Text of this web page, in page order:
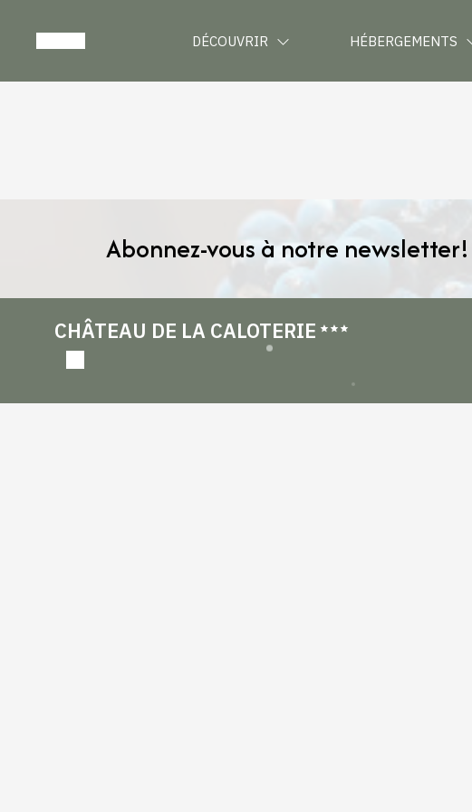
DÉCOUVRIR HÉBERGEMENTS
Abonnez-vous à notre newsletter!
CHÂTEAU DE LA CALOTERIE